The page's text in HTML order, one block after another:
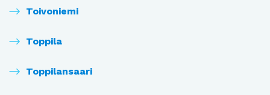
Toivoniemi
Toppila
Toppilansaari